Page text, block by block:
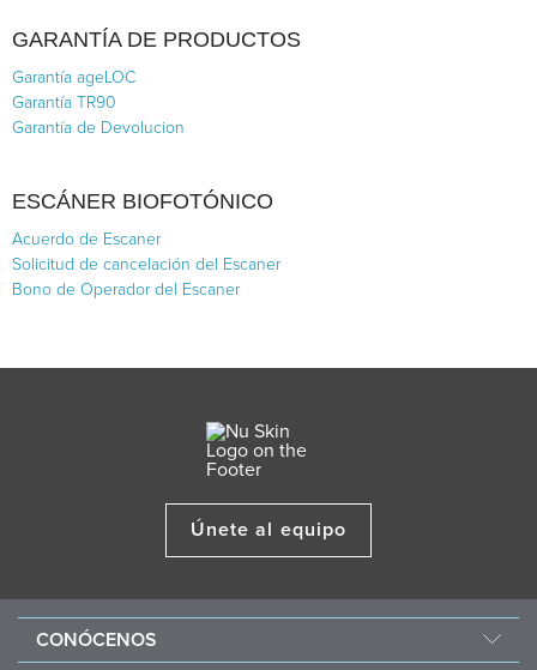
GARANTÍA DE PRODUCTOS
Garantía ageLOC
Garantía TR90
Garantía de Devolucion
ESCÁNER BIOFOTÓNICO
Acuerdo de Escaner
Solicitud de cancelación del Escaner
Bono de Operador del Escaner
Únete al equipo
CONÓCENOS